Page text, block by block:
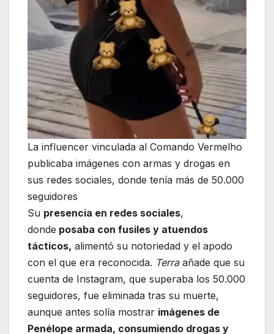
La influencer vinculada al Comando Vermelho
publicaba imágenes con armas y drogas en
sus redes sociales, donde tenía más de 50.000
seguidores
Su presencia en redes sociales,
donde posaba con fusiles y atuendos
tácticos, alimentó su notoriedad y el apodo
con el que era reconocida. Terraañade que su
cuenta de Instagram, que superaba los 50.000
seguidores, fue eliminada tras su muerte,
aunque antes solía mostrar imágenes de
Penélope armada, consumiendo drogas y